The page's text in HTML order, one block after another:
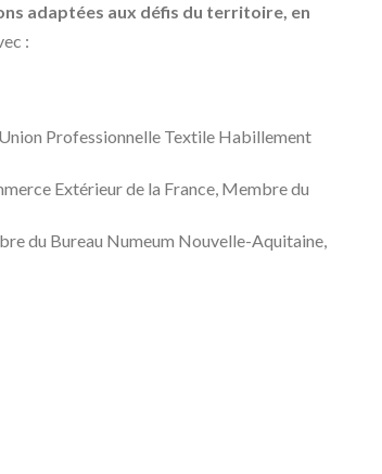
adaptées aux défis du territoire, en
:
Professionnelle Textile Habillement
Extérieur de la France, Membre du
du Bureau Numeum Nouvelle-Aquitaine,